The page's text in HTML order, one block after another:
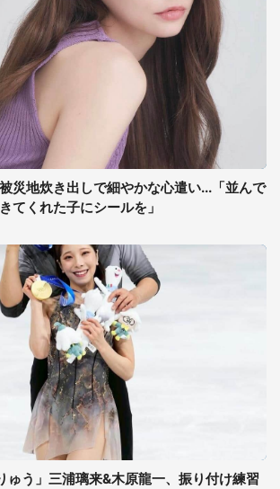
災地炊き出しで細やかな心遣い...「並んで
てくれた子にシールを」
ゅう」三浦璃来&木原龍一、振り付け練習